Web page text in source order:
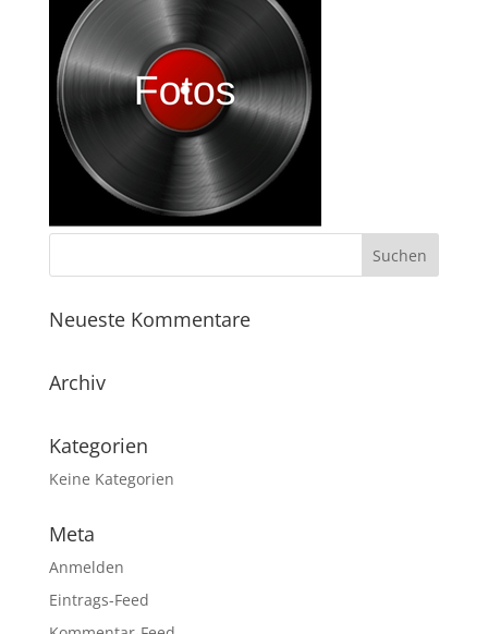
Neueste Kommentare
Archiv
Kategorien
Keine Kategorien
Meta
Anmelden
Eintrags-Feed